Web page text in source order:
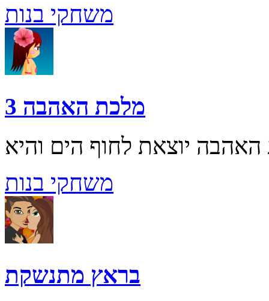
משחקי בנות
מלכת האהבה 3
משחקי בנות
בראץ מתנשקת